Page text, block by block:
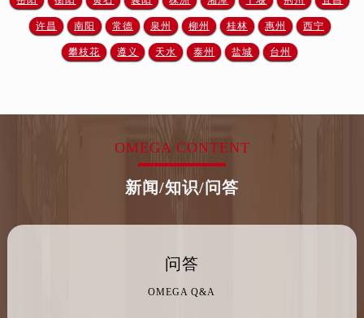
吉林省梅河口市新华街道梅河大街欧米茄售后服务中心（需提前预约）
吉林省四平市铁东区紫气大路与南九经街交汇处欧米茄售后服务中心（需提前预约）
许昌 南阳 常德 泉州 柳州 桂林 惠州 西宁
攀枝花 遵义 天水 泰州 盐城 台州
OMEGA CONTENT
新闻/知识/问答
问答
OMEGA Q&A